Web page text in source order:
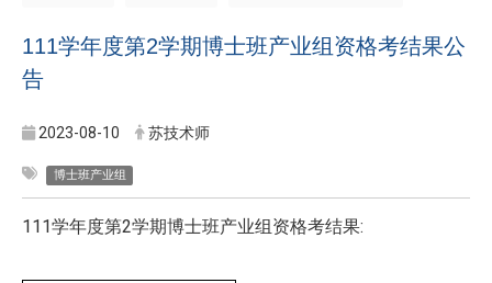
111学年度第2学期博士班产业组资格考结果公
告
2023-08-10 苏技术师
博士班产业组
111学年度第2学期博士班产业组资格考结果: